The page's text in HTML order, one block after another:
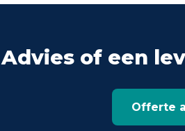
Advies of een
Offerte